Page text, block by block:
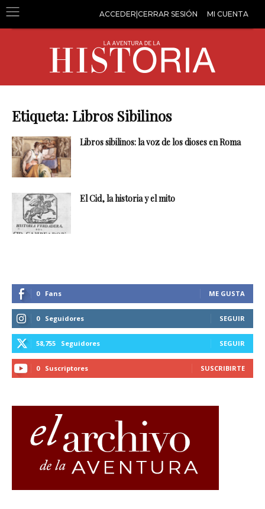
ACCEDER|CERRAR SESIÓN MI CUENTA
Etiqueta: Libros Sibilinos
Libros sibilinos: la voz de los dioses en Roma
El Cid, la historia y el mito
0 Fans ME GUSTA
0 Seguidores SEGUIR
58,755 Seguidores SEGUIR
0 Suscriptores SUSCRIBIRTE